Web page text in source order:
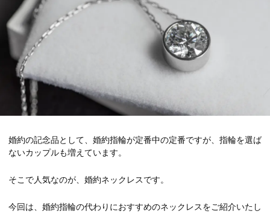
婚約の記念品として、婚約指輪が定番中の定番ですが、指輪を選ば
ないカップルも増えています。
そこで人気なのが、婚約ネックレスです。
今回は、婚約指輪の代わりにおすすめのネックレスをご紹介いたし